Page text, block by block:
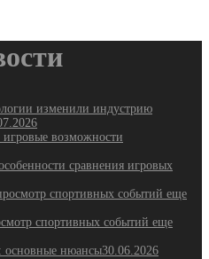
изменили индустрию
возможности
сравнения игровых
спортивных событий еще
основные нюансы30.06.2026